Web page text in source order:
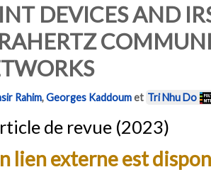
DEVICES AND
Rahim,Georges Kaddoumet Tri Nhu Do
de revue (2023)
lien externe est